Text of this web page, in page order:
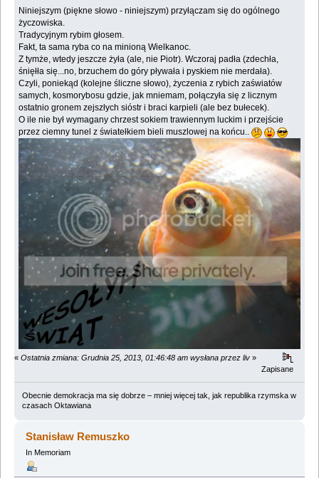
Niniejszym (piękne słowo - niniejszym) przyłączam się do ogólnego
życzowiska.
Tradycyjnym rybim głosem.
Fakt, ta sama ryba co na minioną Wielkanoc.
Z tymże, wtedy jeszcze żyła (ale, nie Piotr). Wczoraj padła (zdechła,
śnięłła się...no, brzuchem do góry pływała i pyskiem nie merdała).
Czyli, poniekąd (kolejne śliczne słowo), życzenia z rybich zaświatów
samych, kosmorybosu gdzie, jak mniemam, połączyła się z licznym
ostatnio gronem zejszłych sióstr i braci karpieli (ale bez bułecek).
O ile nie był wymagany chrzest sokiem trawiennym luckim i przejście
przez ciemny tunel z światełkiem bieli muszlowej na końcu..
« Ostatnia zmiana: Grudnia 25, 2013, 01:46:48 am wysłana przez liv »
Zapisane
Obecnie demokracja ma się dobrze – mniej więcej tak, jak republika rzymska w
czasach Oktawiana
Stanisław Remuszko
In Memoriam